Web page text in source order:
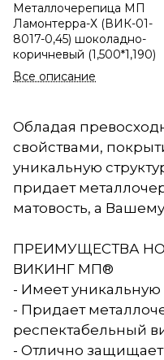
Металлочерепица МП
Ламонтерра-Х (ВИК-01-
8017-0,45) шоколадно-
коричневый (1,500*1,190)
Все описание
Обладая
свойствами,
уникальную
придает
матовость, а
ПРЕИМУЩЕСТВА
ВИКИНГ МП®
- Имеет уникальную
- Придает
респектабельный
- Отлично